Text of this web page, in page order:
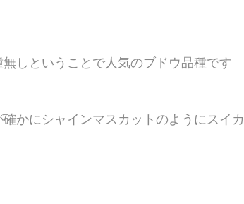
しということで人気のブドウ品種です
かにシャインマスカットのようにスイカ